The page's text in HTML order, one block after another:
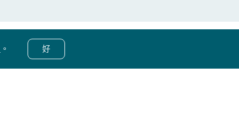
。 好